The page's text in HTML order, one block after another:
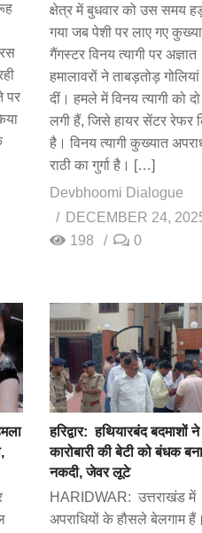
पर
क्षेत्र में बुधवार को उस समय
गया जब पेशी पर लाए गए
गैंगस्टर विनय त्यागी पर अज्ञात
हमालावरों ने ताबड़तोड़
दीं। हमले में विनय त्यागी को दो
लगी हैं, जिसे हायर सेंटर रेफर
है। विनय त्यागी कुख्यात
राठी का गुर्गा है। […]
Devbhoomi Dialogue
DECEMBER 24,
198
0
हरिद्वार: हथियारबंद बदमाशों ने
कारोबारी की बेटी को बंधक
नकदी, जेवर लूटे
HARIDWAR: उत्तराखंड में
अपराधियों के हौसले बेलगाम हैं।